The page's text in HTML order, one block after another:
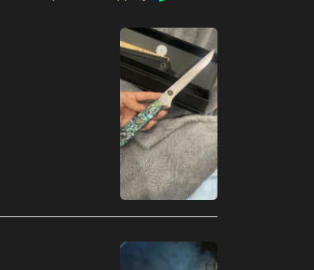
Algérie (MXN $)
Allemagne (MXN $)
Andorre (MXN $)
Angola (MXN $)
Anguilla (MXN $)
Antigua-et-Barbuda
Arabie saoudite